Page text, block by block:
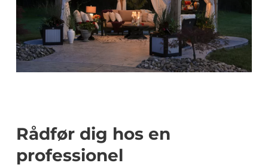
Rådfør dig hos en
professionel